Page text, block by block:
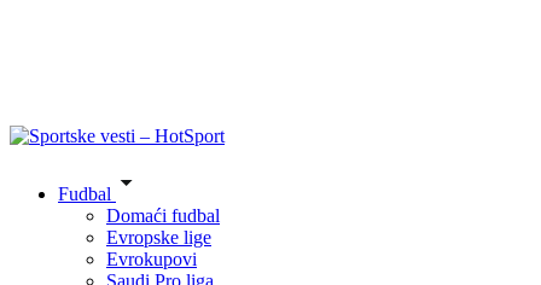
Fudbal
Domaći fudbal
Evropske lige
Evrokupovi
Saudi Pro liga